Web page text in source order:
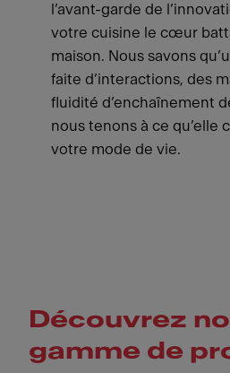
l’avant-garde de
votre cuisine le cœur
maison. Nous savons
faite d’interactions, des
fluidité d’enchaînement
nous tenons à ce qu’elle
votre mode de vie.
Découvrez
gamme de